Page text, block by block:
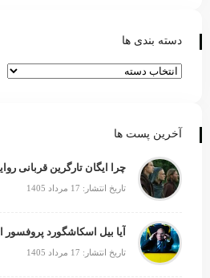
دسته بندی ها
آخرین پست ها
تاریخ انتشار: 17 مرداد 1405
آیا بیل اسکاشگورد
تاریخ انتشار: 17 مرداد 1405